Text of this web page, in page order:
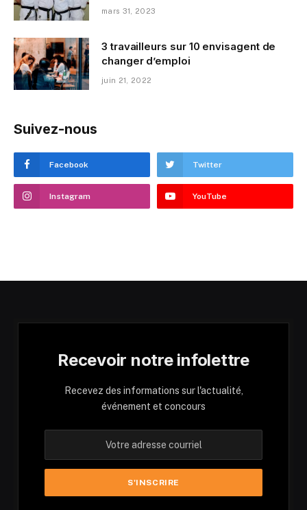
mars 31, 2023
3 travailleurs sur 10 envisagent de
changer d’emploi
juin 21, 2022
Suivez-nous
Facebook Twitter
Instagram YouTube
Recevoir notre infolettre
Recevez des informations sur l'actualité,
événement et concours